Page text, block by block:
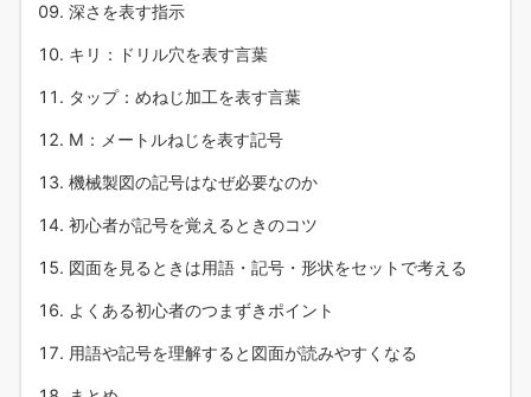
深さを表す指示
キリ：ドリル穴を表す言葉
タップ：めねじ加工を表す言葉
M：メートルねじを表す記号
機械製図の記号はなぜ必要なのか
初心者が記号を覚えるときのコツ
図面を見るときは用語・記号・形状をセットで考える
よくある初心者のつまずきポイント
用語や記号を理解すると図面が読みやすくなる